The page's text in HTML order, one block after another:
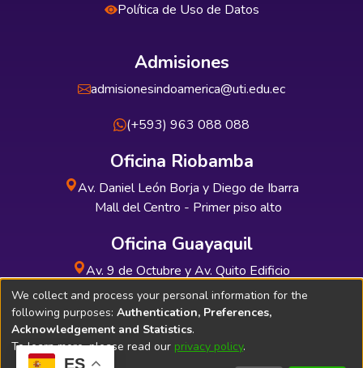
ES
Política de Uso de Datos
Admisiones
admisionesindoamerica@uti.edu.ec
(+593) 963 088 088
Oficina Riobamba
Av. Daniel León Borja y Diego de Ibarra
Mall del Centro - Primer piso alto
Oficina Guayaquil
Av. 9 de Octubre y Av. Quito Edificio
INDUAUTO - Planta baja
We collect and process your personal information for the
following purposes: Authentication, Preferences,
Acknowledgement and Statistics.
To learn more, please read our privacy policy.